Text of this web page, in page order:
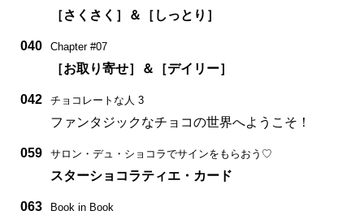
［さくさく］＆［しっとり］
040 Chapter #07
［お取り寄せ］＆［デイリー］
042 チョコレートな人 3
ファンタジックなチョコの世界へようこそ！
059 サロン・デュ・ショコラでサインをもらおう♡
スターショコラティエ・カード
063 Book in Book